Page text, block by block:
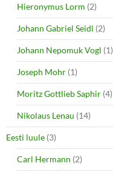
Hieronymus Lorm (2)
Johann Gabriel Seidl (2)
Johann Nepomuk Vogl (1)
Joseph Mohr (1)
Moritz Gottlieb Saphir (4)
Nikolaus Lenau (14)
Eesti luule (3)
Carl Hermann (2)